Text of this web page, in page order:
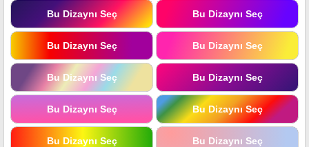
Bu Dizaynı Seç Bu Dizaynı Seç
Bu Dizaynı Seç Bu Dizaynı Seç
Bu Dizaynı Seç Bu Dizaynı Seç
Bu Dizaynı Seç Bu Dizaynı Seç
Bu Dizaynı Seç Bu Dizaynı Seç